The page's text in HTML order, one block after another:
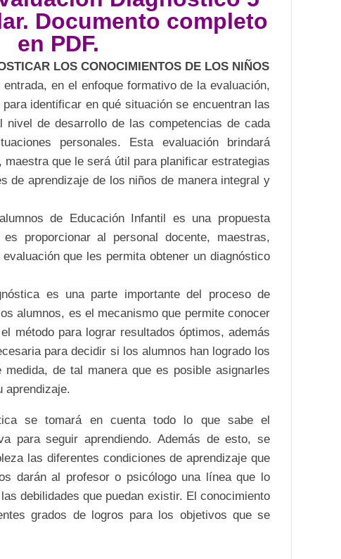
Documento completo
en PDF.
LOS CONOCIMIENTOS DE LOS NIÑOS
en el enfoque formativo de la evaluación,
identificar en qué situación se encuentran las
nivel de desarrollo de las competencias de cada
personales. Esta evaluación brindará
maestra que le será útil para planificar estrategias
de aprendizaje de los niños de manera integral y
de Educación Infantil es una propuesta
proporcionar al personal docente, maestras,
que les permita obtener un diagnóstico
es una parte importante del proceso de
alumnos, es el mecanismo que permite conocer
método para lograr resultados óptimos, además
para decidir si los alumnos han logrado los
de tal manera que es posible asignarles
aprendizaje.
se tomará en cuenta todo lo que sabe el
para seguir aprendiendo. Además de esto, se
las diferentes condiciones de aprendizaje que
darán al profesor o psicólogo una línea que lo
debilidades que puedan existir. El conocimiento
grados de logros para los objetivos que se